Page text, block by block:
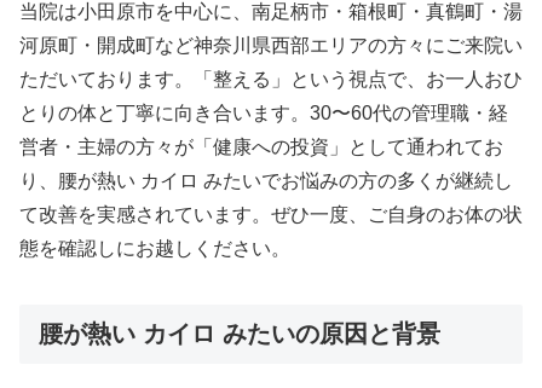
当院は小田原市を中心に、南足柄市・箱根町・真鶴町・湯
河原町・開成町など神奈川県西部エリアの方々にご来院い
ただいております。「整える」という視点で、お一人おひ
とりの体と丁寧に向き合います。30〜60代の管理職・経
営者・主婦の方々が「健康への投資」として通われてお
り、腰が熱い カイロ みたいでお悩みの方の多くが継続し
て改善を実感されています。ぜひ一度、ご自身のお体の状
態を確認しにお越しください。
腰が熱い カイロ みたいの原因と背景